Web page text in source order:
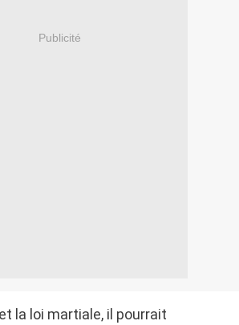
Publicité
la loi martiale, il pourrait